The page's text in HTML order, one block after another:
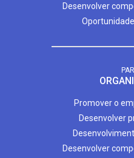
Desenvolver
Promover o
Desenvolver
Desenvolver